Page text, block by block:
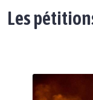
Les